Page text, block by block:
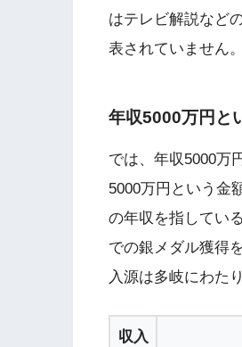
はテレビ解説など
表されていません。
年収5000万円と
では、年収5000万
5000万円という金
の年収を指してい
での銀メダル獲得
入源は多岐にわた
収入